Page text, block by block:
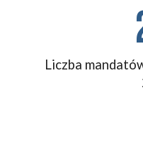
Liczba